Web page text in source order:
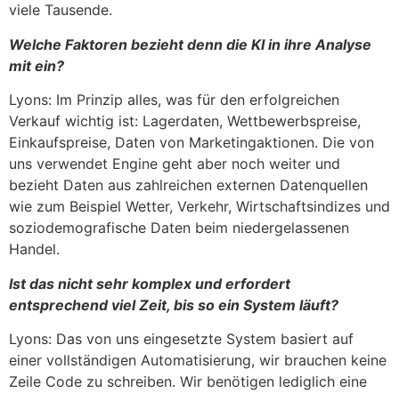
viele Tausende.
Welche Faktoren bezieht denn die KI in ihre Analyse
mit ein?
Lyons: Im Prinzip alles, was für den erfolgreichen
Verkauf wichtig ist: Lagerdaten, Wettbewerbspreise,
Einkaufspreise, Daten von Marketingaktionen. Die von
uns verwendet Engine geht aber noch weiter und
bezieht Daten aus zahlreichen externen Datenquellen
wie zum Beispiel Wetter, Verkehr, Wirtschaftsindizes und
soziodemografische Daten beim niedergelassenen
Handel.
Ist das nicht sehr komplex und erfordert
entsprechend viel Zeit, bis so ein System läuft?
Lyons: Das von uns eingesetzte System basiert auf
einer vollständigen Automatisierung, wir brauchen keine
Zeile Code zu schreiben. Wir benötigen lediglich eine